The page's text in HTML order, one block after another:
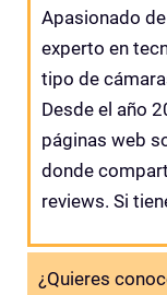
Apasionado
experto en
tipo de
Desde el año
páginas web
donde
reviews. Si
¿Quieres